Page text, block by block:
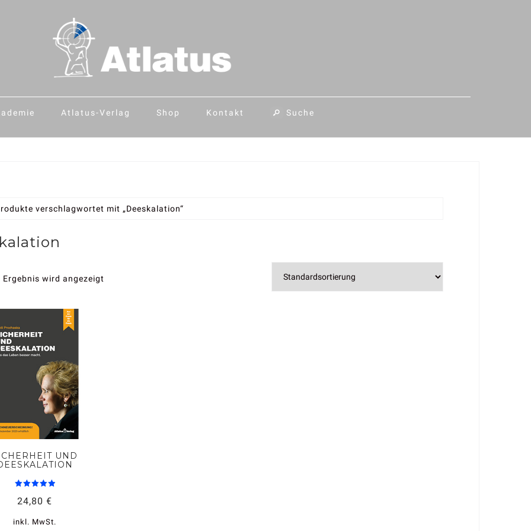
Atlatus-Verlag Shop Kontakt Suche
verschlagwortet mit „Deeskalation“
Ergebnis wird angezeigt
UND
mit
24,80€
inkl. MwSt.